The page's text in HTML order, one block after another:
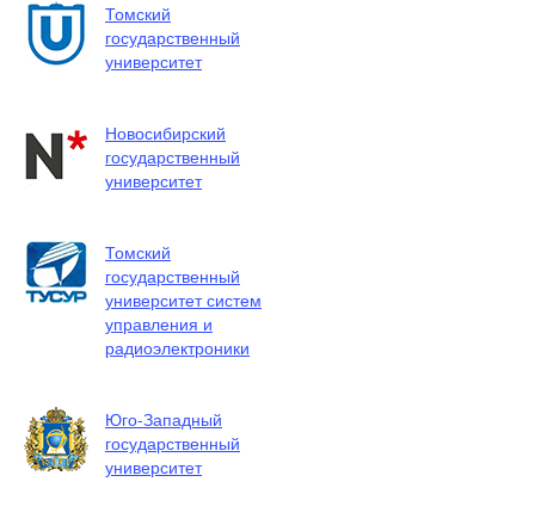
Томский
государственный
университет
Новосибирский
государственный
университет
Томский
государственный
университет систем
управления и
радиоэлектроники
Юго-Западный
государственный
университет